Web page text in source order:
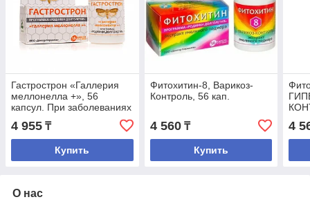
Гастрострон «Галлерия
меллонелла +», 56
капсул. При заболеваниях
желудка и
двенадцатиперстной
кишки.
4 955 ₸
Купить
Фитохитин-8, Варикоз-
Контроль, 56 кап.
4 560₸
Купить
4
О нас